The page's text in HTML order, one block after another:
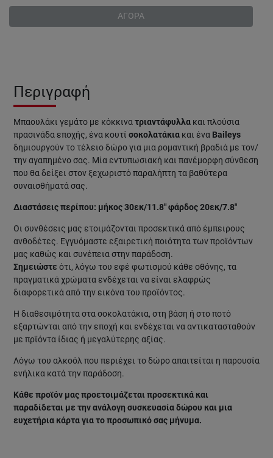
ΑΓΟΡΑ
Περιγραφή
Μπαουλάκι γεμάτο με κόκκινα τριαντάφυλλα και πλούσια
πρασινάδα εποχής, ένα κουτί σοκολατάκια και ένα Baileys
δημιουργούν το τέλειο δώρο για μια ρομαντική βραδιά με τον/
την αγαπημένο σας. Μία εντυπωσιακή και πανέμορφη σύνθεση
που θα δείξει στον ξεχωριστό παραλήπτη τα βαθύτερα
συναισθήματά σας.
Διαστάσεις περίπου: μήκος 30εκ/11.8" φάρδος 20εκ/7.8"
Οι συνθέσεις μας ετοιμάζονται προσεκτικά από έμπειρους
ανθοδέτες. Εγγυόμαστε εξαιρετική ποιότητα των προϊόντων
μας καθώς και συνέπεια στην παράδοση.
Σημειώστε ότι, λόγω του εφέ φωτισμού κάθε οθόνης, τα
πραγματικά χρώματα ενδέχεται να είναι ελαφρώς
διαφορετικά από την εικόνα του προϊόντος.
Η διαθεσιμότητα στα σοκολατάκια, στη βάση ή στο ποτό
εξαρτώνται από την εποχή και ενδέχεται να αντικατασταθούν
με πρϊόντα ίδιας ή μεγαλύτερης αξίας.
Λόγω του αλκοόλ που περιέχει το δώρο απαιτείται η παρουσία
ενήλικα κατά την παράδοση.
Κάθε προϊόν μας προετοιμάζεται προσεκτικά και
παραδίδεται με την ανάλογη συσκευασία δώρου και μια
ευχετήρια κάρτα για το προσωπικό σας μήνυμα.